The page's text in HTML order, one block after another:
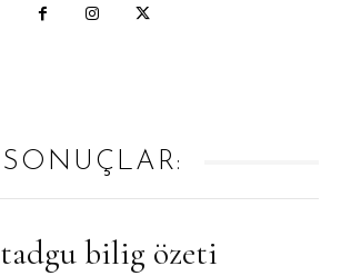
SONUÇLAR:
bilig özeti